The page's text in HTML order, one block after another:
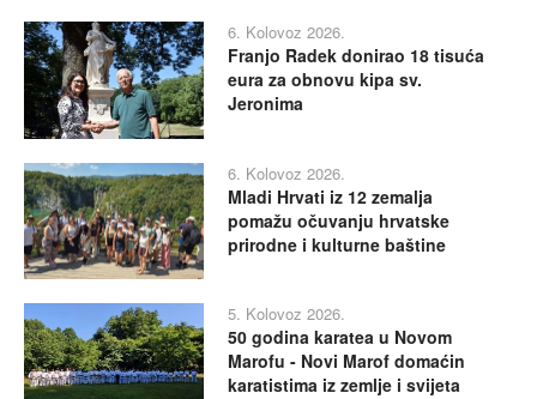
6. Kolovoz 2026.
Franjo Radek donirao 18 tisuća
eura za obnovu kipa sv.
Jeronima
6. Kolovoz 2026.
Mladi Hrvati iz 12 zemalja
pomažu očuvanju hrvatske
prirodne i kulturne baštine
5. Kolovoz 2026.
50 godina karatea u Novom
Marofu - Novi Marof domaćin
karatistima iz zemlje i svijeta